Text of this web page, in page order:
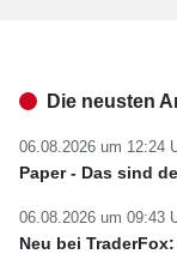
Die neusten
06.08.2026 um 12:24
Paper - Das sind
06.08.2026 um 09:43
Neu bei